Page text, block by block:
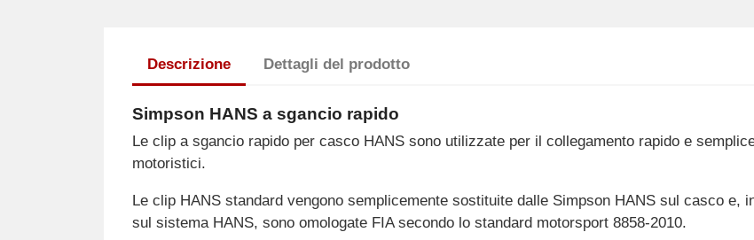
Descrizione Dettagli del prodotto
Simpson HANS a sgancio rapido
Le clip a sgancio rapido per casco HANS sono utilizzate per il collegamento rapido e
motoristici.
Le clip HANS standard vengono semplicemente sostituite dalle Simpson HANS sul casco e,
sul sistema HANS, sono omologate FIA secondo lo standard motorsport 8858-2010.